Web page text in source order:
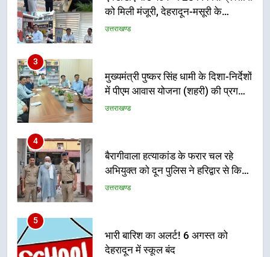
को मिली मंजूरी, देहरादून-मसूरी के
उत्तराखण्ड
3
मुख्यमंत्री पुष्कर सिंह धामी के दिशा-निर्देशों
में पीएम आवास योजना (शहरी) की प्रगति
उत्तराखण्ड
4
बैरागीवाला हत्याकांड के फरार चल रहे
अभियुक्त को दून पुलिस ने हरिद्वार से किया
उत्तराखण्ड
5
भारी बारिश का अलर्ट! 6 अगस्त को
देहरादून में स्कूल बंद